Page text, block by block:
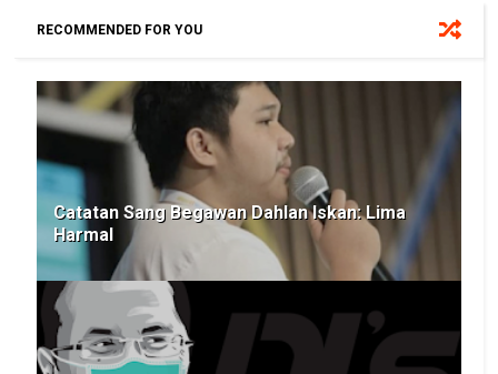
RECOMMENDED FOR YOU
Catatan Sang Begawan Dahlan Iskan: Lima
Harmal